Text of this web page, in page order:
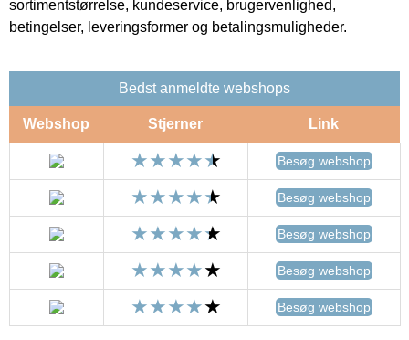
sortimentstørrelse, kundeservice, brugervenlighed,
betingelser, leveringsformer og betalingsmuligheder.
Bedst anmeldte webshops
Webshop Stjerner Link
Besøg webshop
Besøg webshop
Besøg webshop
Besøg webshop
Besøg webshop